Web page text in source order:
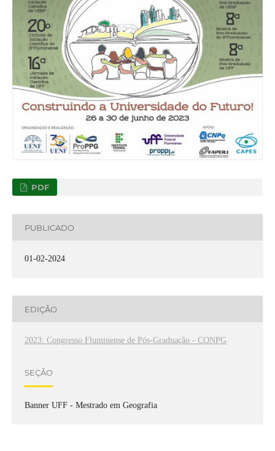
PDF
PUBLICADO
01-02-2024
EDIÇÃO
2023: Congresso Fluminense de Pós-Graduação - CONPG
SEÇÃO
Banner UFF - Mestrado em Geografia